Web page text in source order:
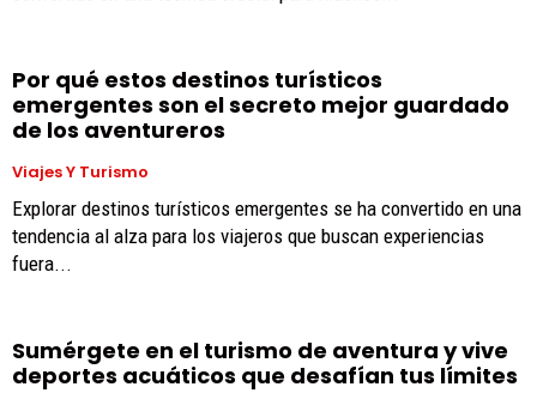
Por qué estos destinos turísticos
emergentes son el secreto mejor guardado
de los aventureros
Viajes Y Turismo
Explorar destinos turísticos emergentes se ha convertido en una
tendencia al alza para los viajeros que buscan experiencias
fuera...
Sumérgete en el turismo de aventura y vive
deportes acuáticos que desafían tus límites